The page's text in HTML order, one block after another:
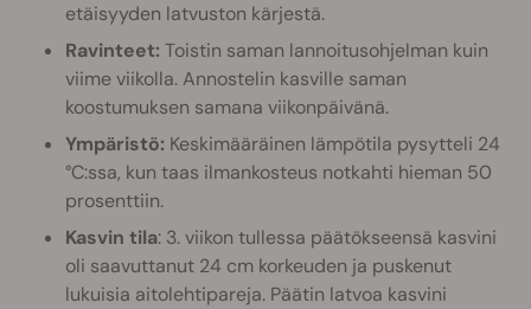
etäisyyden latvuston kärjestä.
Ravinteet: Toistin saman lannoitusohjelman kuin
viime viikolla. Annostelin kasville saman
koostumuksen samana viikonpäivänä.
Ympäristö: Keskimääräinen lämpötila pysytteli 24
°C:ssa, kun taas ilmankosteus notkahti hieman 50
prosenttiin.
Kasvin tila: 3. viikon tullessa päätökseensä kasvini
oli saavuttanut 24 cm korkeuden ja puskenut
lukuisia aitolehtipareja. Päätin latvoa kasvini